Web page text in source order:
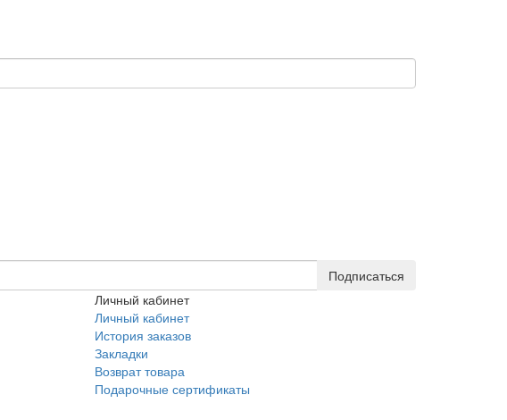
Подписаться
Личный кабинет
Личный кабинет
История заказов
Закладки
Возврат товара
Подарочные сертификаты